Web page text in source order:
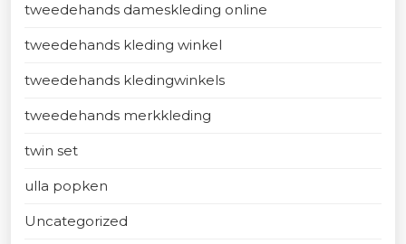
tweedehands dameskleding online
tweedehands kleding winkel
tweedehands kledingwinkels
tweedehands merkkleding
twin set
ulla popken
Uncategorized